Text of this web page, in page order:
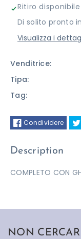
MISS
Ritiro
Di solito pronto
Visualizza i
Venditrice:
Tipa:
Tag:
Condividere
Description
COMPLETO CON
NON